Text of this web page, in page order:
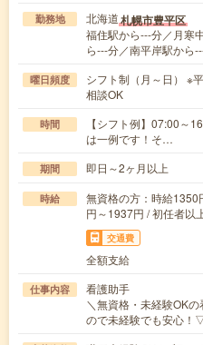
勤務地 北海道札幌市豊平区
福住駅から---分／月寒
ら---分／南平岸駅から
曜日頻度
シフト制（月～日） ※
相談OK
時間
【シフト例】07:00～
は一例です！そ…
期間 即日～2ヶ月以上
時給
無資格の方：時給1350
円～1937円 / 初任者以
交通費
全額支給
仕事内容
看護助手
＼無資格・未経験OK
ので未経験でも安心